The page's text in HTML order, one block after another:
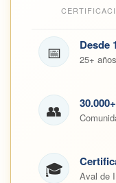
📅 Desde
25+
👥
🎓 Aval de